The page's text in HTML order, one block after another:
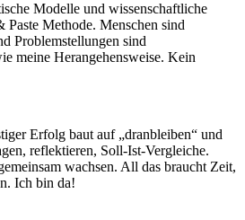
Modelle und wissenschaftliche
Methode. Menschen sind
Problemstellungen sind
meine Herangehensweise. Kein
Erfolg baut auf „dranbleiben“ und
reflektieren, Soll-Ist-Vergleiche.
wachsen. All das braucht Zeit,
Ich bin da!